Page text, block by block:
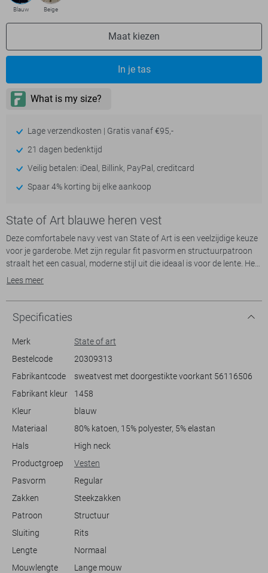
Blauw Beige
Maat kiezen
In je tas
Lage verzendkosten | Gratis vanaf €95,-
21 dagen bedenktijd
Veilig betalen: iDeal, Billink, PayPal, creditcard
Spaar 4% korting bij elke aankoop
State of Art blauwe heren vest
Deze comfortabele navy vest van State of Art is een veelzijdige keuze
voor je garderobe. Met zijn regular fit pasvorm en structuurpatroon
straalt het een casual, moderne stijl uit die ideaal is voor de lente. Het
vest is gemaakt van een hoogwaardige mix van 80% katoen, 15%
aanvoelt. De high neck biedt extra bescherming tegen de kou, terwijl
de praktische rits en steekzakken zorgen voor functionaliteit en een
relaxte uitstraling.
Dankzij de lange mouwen en de normale lengte is dit vest perfect te
voor extra warmte tijdens een frisse lenteochtend. De subtiele details,
zoals de stijlvolle rits en de functionele zakken, maken het een
veelzijdig kledingstuk dat gemakkelijk in je dagelijkse outfits past. Of je
avondwandeling maakt, dit vest voegt een praktische en stijlvolle laag
toe aan je outfit.
Lees meer
Specificaties
Merk
State of art
Bestelcode
20309313
Fabrikantcode
sweatvest met doorgestikte voorkant 56116506
Fabrikant kleur
1458
Kleur
blauw
Materiaal
80% katoen, 15% polyester, 5% elastan
Hals
High neck
Productgroep
Vesten
Pasvorm
Regular
Zakken
Steekzakken
Patroon
Structuur
Sluiting
Rits
Lengte
Normaal
Mouwlengte
Lange mouw